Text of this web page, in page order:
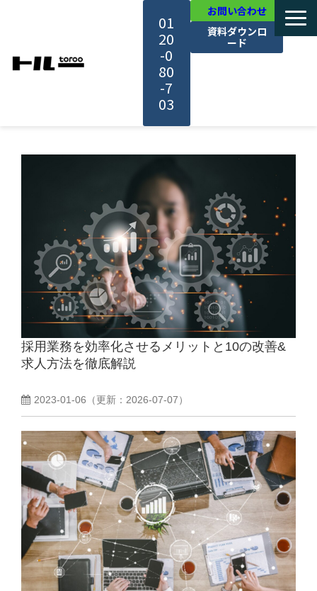
01
20
-0
80
-7
03
お問い合わせ
資料ダウンロ
ード
料金・プラン
セミナー一覧
よくあるご質問
採用業務を効率化させるメリットと10の改善&
求人方法を徹底解説
2023-01-06 （更新： 2026-07-07）